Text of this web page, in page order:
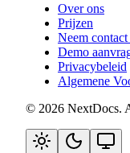
Over ons
Prijzen
Neem
Demo
Privacybeleid
Algemene
© 2026 NextDocs.